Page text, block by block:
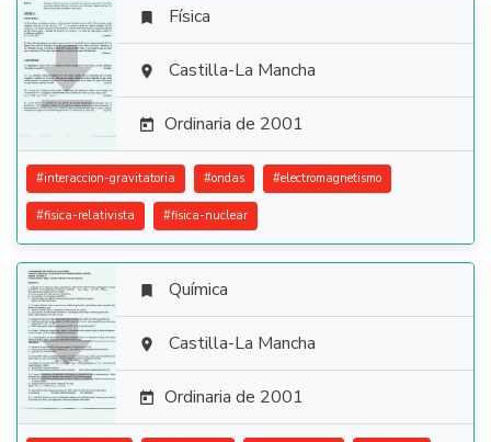

 Física
 Castilla-La Mancha
 Ordinaria de 2001
#interaccion-gravitatoria #ondas #electromagnetismo
#fisica-relativista #fisica-nuclear

 Química
 Castilla-La Mancha
 Ordinaria de 2001